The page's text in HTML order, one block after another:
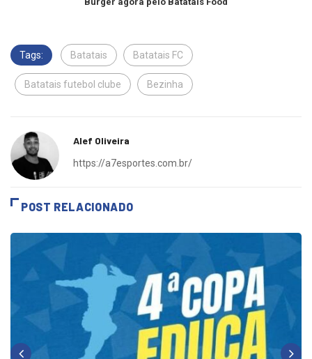
Burger agora pelo Batatais Food
Tags: Batatais Batatais FC
Batatais futebol clube Bezinha
Alef Oliveira
https://a7esportes.com.br/
POST RELACIONADO